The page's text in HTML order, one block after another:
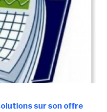
sur son offre